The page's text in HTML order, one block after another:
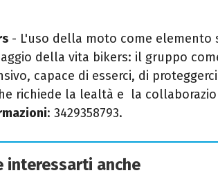
- L'uso della moto come elemento
della vita bikers: il gruppo
capace di esserci, di
richiede la lealtà e la
: 3429358793.
interessarti anche